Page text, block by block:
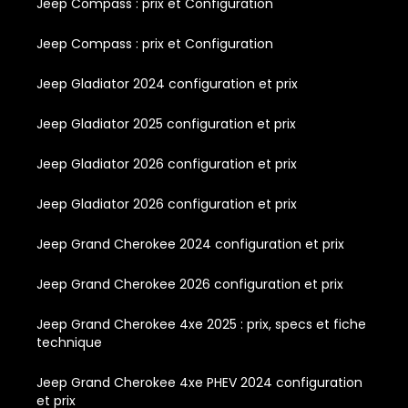
Jeep Compass : prix et Configuration
Jeep Compass : prix et Configuration
Jeep Gladiator 2024 configuration et prix
Jeep Gladiator 2025 configuration et prix
Jeep Gladiator 2026 configuration et prix
Jeep Gladiator 2026 configuration et prix
Jeep Grand Cherokee 2024 configuration et prix
Jeep Grand Cherokee 2026 configuration et prix
Jeep Grand Cherokee 4xe 2025 : prix, specs et fiche
technique
Jeep Grand Cherokee 4xe PHEV 2024 configuration
et prix